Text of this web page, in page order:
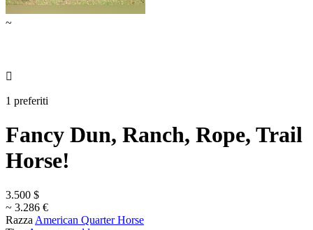
~

1 preferiti
Fancy Dun, Ranch, Rope, Trail
Horse!
3.500 $
~ 3.286 €
Razza American Quarter Horse